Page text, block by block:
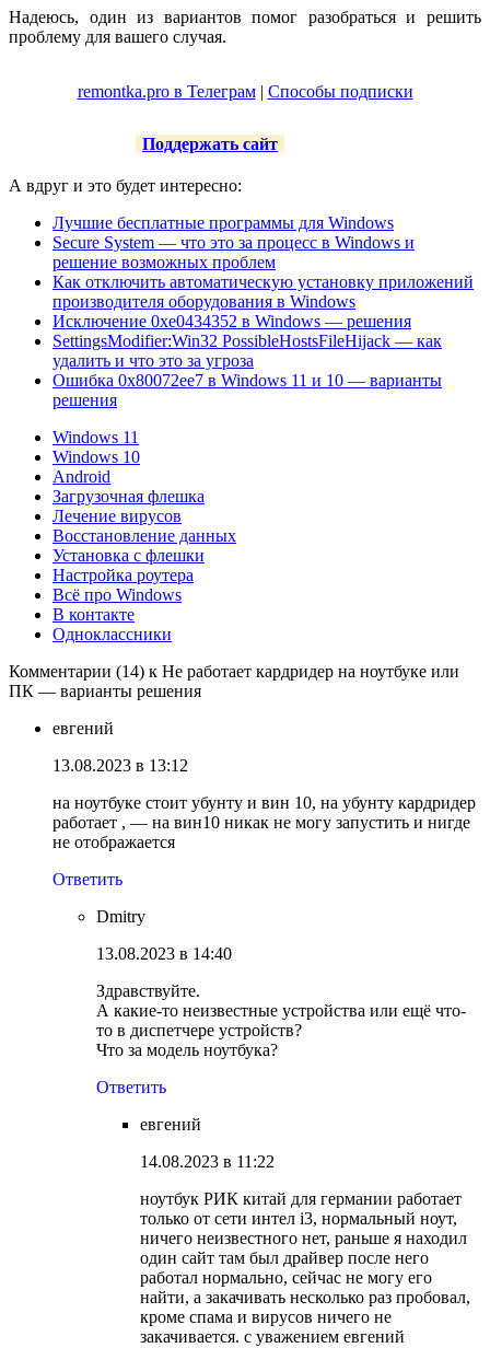
Надеюсь, один из вариантов помог разобраться и решить
проблему для вашего случая.
remontka.pro в Телеграм| Способы подписки
Поддержать сайт
А вдруг и это будет интересно:
Лучшие бесплатные программы для Windows
Secure System — что это за процесс в Windows и
решение возможных проблем
Как отключить автоматическую установку приложений
производителя оборудования в Windows
Исключение 0xe0434352 в Windows — решения
SettingsModifier:Win32 PossibleHostsFileHijack — как
удалить и что это за угроза
Ошибка 0x80072ee7 в Windows 11 и 10 — варианты
решения
Windows 11
Windows 10
Android
Загрузочная флешка
Лечение вирусов
Восстановление данных
Установка с флешки
Настройка роутера
Всё про Windows
В контакте
Одноклассники
Комментарии (14) к Не работает кардридер на ноутбуке или
ПК — варианты решения
евгений
13.08.2023 в 13:12
на ноутбуке стоит убунту и вин 10, на убунту кардридер
работает , — на вин10 никак не могу запустить и нигде
не отображается
Ответить
Dmitry
13.08.2023 в 14:40
Здравствуйте.
А какие-то неизвестные устройства или ещё что-
то в диспетчере устройств?
Что за модель ноутбука?
Ответить
евгений
14.08.2023 в 11:22
ноутбук РИК китай для германии работает
только от сети интел i3, нормальный ноут,
ничего неизвестного нет, раньше я находил
один сайт там был драйвер после него
работал нормально, сейчас не могу его
найти, а закачивать несколько раз пробовал,
кроме спама и вирусов ничего не
закачивается. с уважением евгений